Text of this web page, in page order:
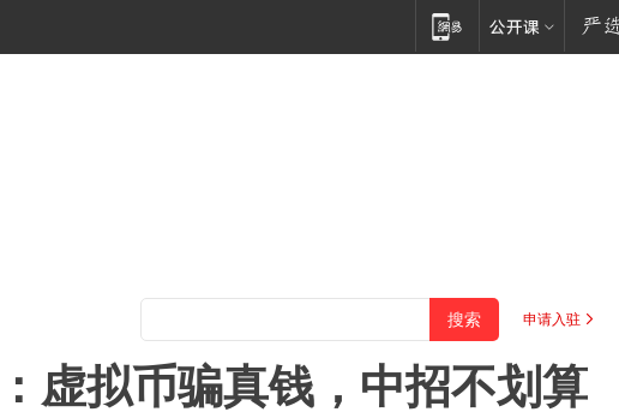
申请入驻
虚拟币骗真钱，中招不划算